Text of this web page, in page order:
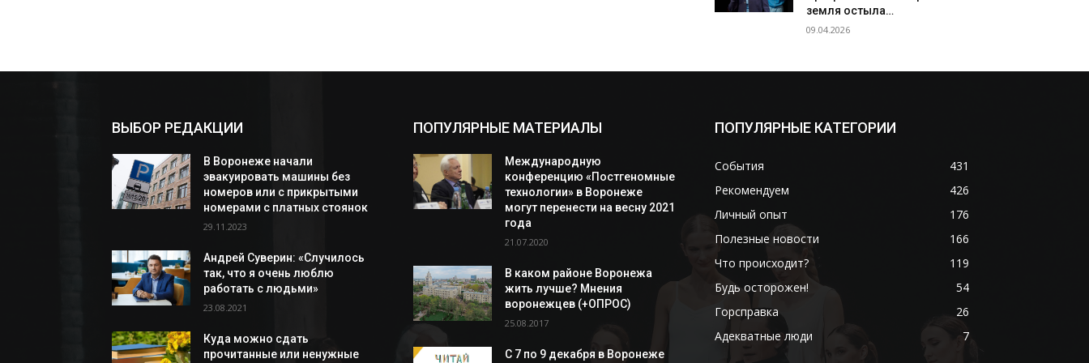
земля остыла…
09.04.2026
ВЫБОР РЕДАКЦИИ
В Воронеже начали
эвакуировать машины без
номеров или с прикрытыми
номерами с платных стоянок
29.11.2023
Андрей Суверин: «Случилось
так, что я очень люблю
работать с людьми»
23.08.2021
Куда можно сдать
прочитанные или ненужные
ПОПУЛЯРНЫЕ МАТЕРИАЛЫ
Международную
конференцию «Постгеномные
технологии» в Воронеже
могут перенести на весну 2021
года
21.07.2020
В каком районе Воронежа
жить лучше? Мнения
воронежцев (+ОПРОС)
25.08.2017
С 7 по 9 декабря в Воронеже
ПОПУЛЯРНЫЕ КАТЕГОРИИ
События
431
Рекомендуем
426
Личный опыт
176
Полезные новости
166
Что происходит?
119
Будь осторожен!
54
Горсправка
26
Адекватные люди
7